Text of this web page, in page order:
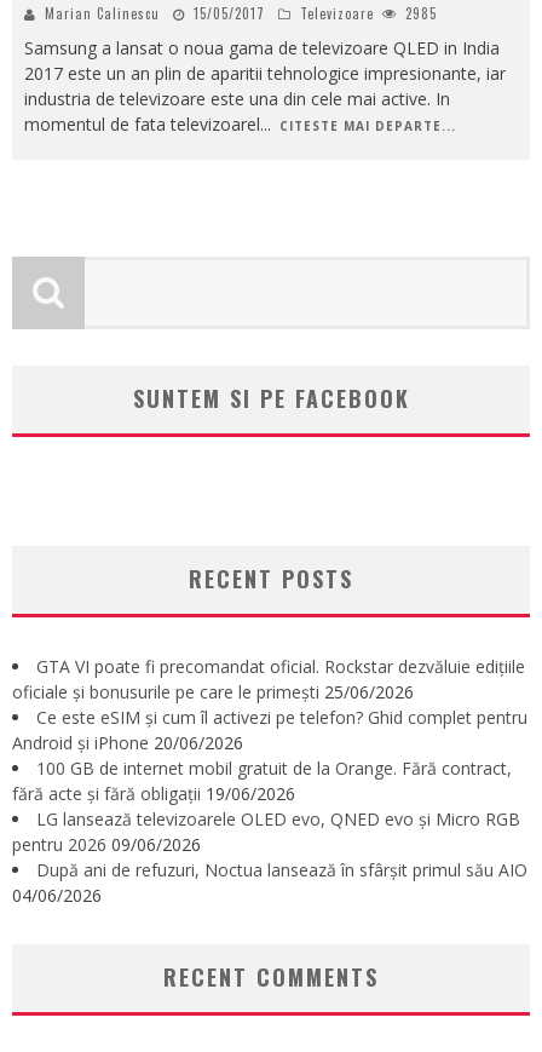
Marian Calinescu 15/05/2017 Televizoare 2985
Samsung a lansat o noua gama de televizoare QLED in India
2017 este un an plin de aparitii tehnologice impresionante, iar
industria de televizoare este una din cele mai active. In
momentul de fata televizoarel... CITESTE MAI DEPARTE...
SUNTEM SI PE FACEBOOK
RECENT POSTS
GTA VI poate fi precomandat oficial. Rockstar dezvăluie edițiile
oficiale și bonusurile pe care le primești 25/06/2026
Ce este eSIM și cum îl activezi pe telefon? Ghid complet pentru
Android și iPhone 20/06/2026
100 GB de internet mobil gratuit de la Orange. Fără contract,
fără acte și fără obligații 19/06/2026
LG lansează televizoarele OLED evo, QNED evo și Micro RGB
pentru 2026 09/06/2026
După ani de refuzuri, Noctua lansează în sfârșit primul său AIO
04/06/2026
RECENT COMMENTS